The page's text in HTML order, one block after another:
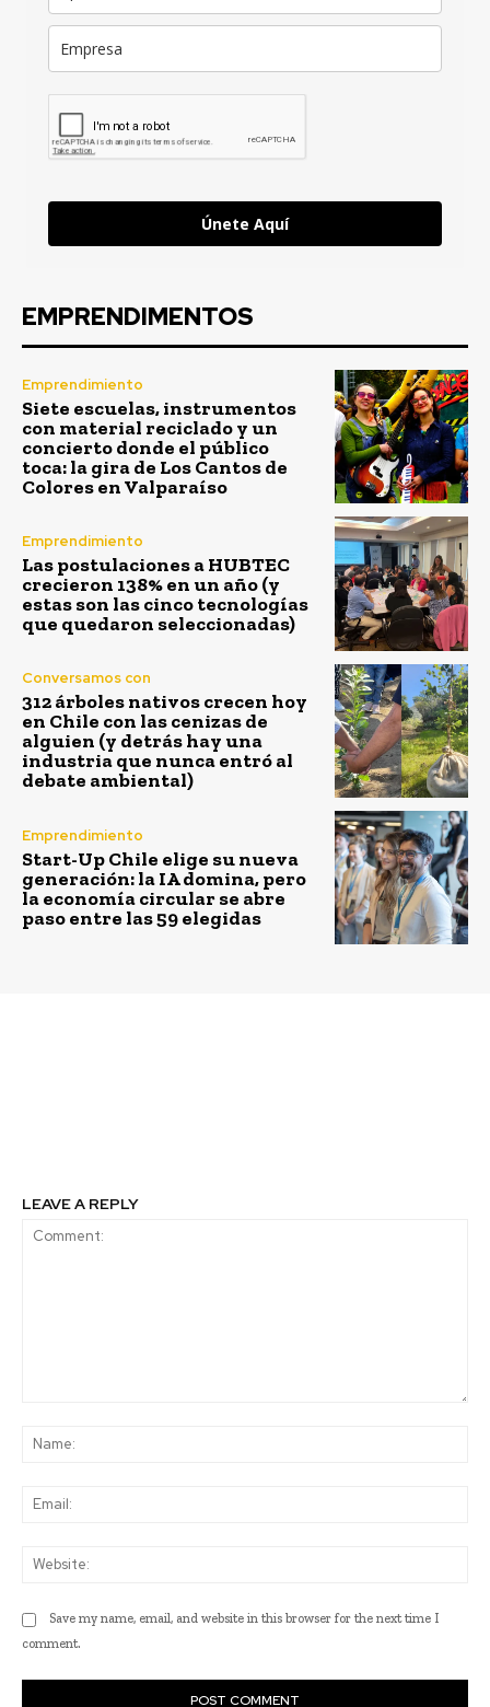
Únete Aquí
EMPRENDIMENTOS
Emprendimiento
Siete escuelas, instrumentos
con material reciclado y un
concierto donde el público
toca: la gira de Los Cantos de
Colores en Valparaíso
Emprendimiento
Las postulaciones a HUBTEC
crecieron 138% en un año (y
estas son las cinco tecnologías
que quedaron seleccionadas)
Conversamos con
312 árboles nativos crecen hoy
en Chile con las cenizas de
alguien (y detrás hay una
industria que nunca entró al
debate ambiental)
Emprendimiento
Start-Up Chile elige su nueva
generación: la IA domina, pero
la economía circular se abre
paso entre las 59 elegidas
LEAVE A REPLY
Save my name, email, and website in this browser for the next time I
comment.